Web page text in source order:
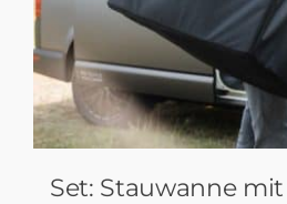
Set: Stauwanne